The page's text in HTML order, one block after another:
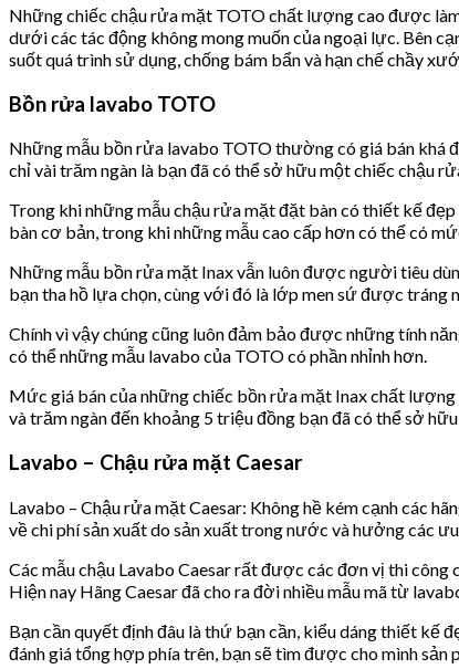
Những chiếc chậu rửa mặt TOTO chất lượng cao được
dưới các tác động không mong muốn của ngoại lực. Bên
suốt quá trình sử dụng, chống bám bẩn và hạn chế chầy
Bồn rửa lavabo TOTO
Những mẫu bồn rửa lavabo TOTO thường có giá bán khá
chỉ vài trăm ngàn là bạn đã có thể sở hữu một chiếc chậu
Trong khi những mẫu chậu rửa mặt đặt bàn có thiết kế
bàn cơ bản, trong khi những mẫu cao cấp hơn có thể có
Những mẫu bồn rửa mặt Inax vẫn luôn được người tiêu
bạn tha hồ lựa chọn, cùng với đó là lớp men sứ được tráng
Chính vì vậy chúng cũng luôn đảm bảo được những tính
có thể những mẫu lavabo của TOTO có phần nhỉnh hơn.
Mức giá bán của những chiếc bồn rửa mặt Inax chất
và trăm ngàn đến khoảng 5 triệu đồng bạn đã có thể sở
Lavabo – Chậu rửa mặt Caesar
Lavabo – Chậu rửa mặt Caesar: Không hề kém cạnh các
về chi phí sản xuất do sản xuất trong nước và hưởng các
Các mẫu chậu Lavabo Caesar rất được các đơn vị thi
Hiện nay Hãng Caesar đã cho ra đời nhiều mẫu mã từ
Bạn cần quyết định đâu là thứ bạn cần, kiểu dáng thiết kế
đánh giá tổng hợp phía trên, bạn sẽ tìm được cho mình sản